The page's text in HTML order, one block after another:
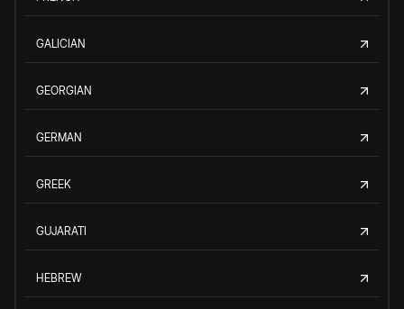
GALICIAN
GEORGIAN
GERMAN
GREEK
GUJARATI
HEBREW